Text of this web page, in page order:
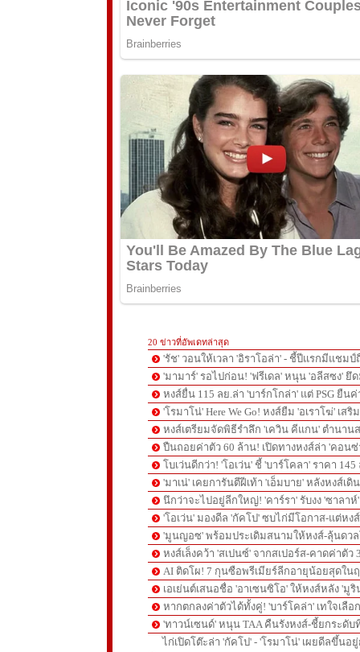
20 ข่าวที่อัพเดทล่าสุด
'รัช' วอนให้เวลา 'อิราโอล่า' - ชี้ปีแรกมีแชมป์
'มามาร์' รอไปก่อน! 'ฟรีเดล' หนุน 'อลีสซง' ยึ
หงส์ยื่น 115 ลย.ล่า 'บาร์กโกล่า' แต่ PSG ยืนค่
'โรมาโน่' Here We Go! หงส์ยืม 'อเราโฆ่' เสริ
หงส์เตรียมจัดพิธีรำลึก 'เควิน คีแกน' ตำนาน
ปืนถอยค่าตัว 60 ล้าน! เปิดทางหงส์ล่า 'คอนซ่
โบเว่นดีกว่า! 'โอเว่น' ชี้ 'บาร์โคลา' ราคา
'มาเน่' เคยการันตีฝีเท้า 'เอ็มบาย' หลังหงส์เดิ
นึกว่าจะไปอยู่ลีกใหญ่! 'คาร์รา' รับงง 'ซาลา
'โอเว่น' มองดีล 'กัคโป' ซบไก่มีโอกาส-แต่ห
'มูนญอซ' พร้อมประเดิมสนามให้หงส์-ลุ้นดว
หงส์เล็งคว้า 'สเปนซ์' จากสเปอร์ส-คาดค่าตัว
AI ติดโผ! 7 กุนซือพรีเมียร์ลีกอายุน้อยสุดใน
เอเย่นต์เสนอชื่อ 'อาเซนซิโอ' ให้หงส์หลัง 'มู
หากตกลงค่าตัวได้ทั้งคู่! 'บาร์โคล่า' เทใจเลือ
'ทาวน์เซนด์' หนุน TAA คืนรังหงส์-ชี้ยกระดั
ไก่เปิดโต๊ะล่า 'กัคโป' - 'โรมาโน่' เผยดีลขึ้นอ